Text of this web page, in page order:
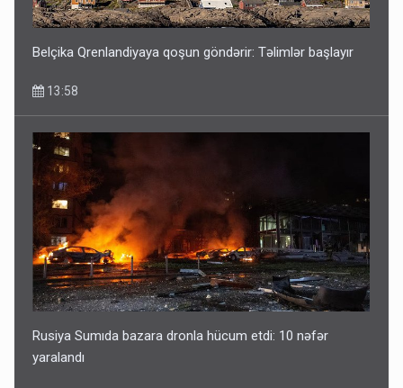
Belçika Qrenlandiyaya qoşun göndərir: Təlimlər başlayır
13:58
Rusiya Sumıda bazara dronla hücum etdi: 10 nəfər
yaralandı